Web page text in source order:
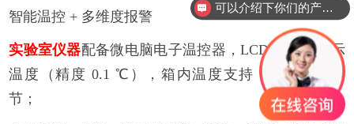
智能温控 + 多维度报警
实验室仪器配备微电脑电子温控器，LCD 数码屏显示
温度（精度0.1 ℃），箱内温度支持- 10~-30 ℃调
节；
可以介绍下你们的产品么？